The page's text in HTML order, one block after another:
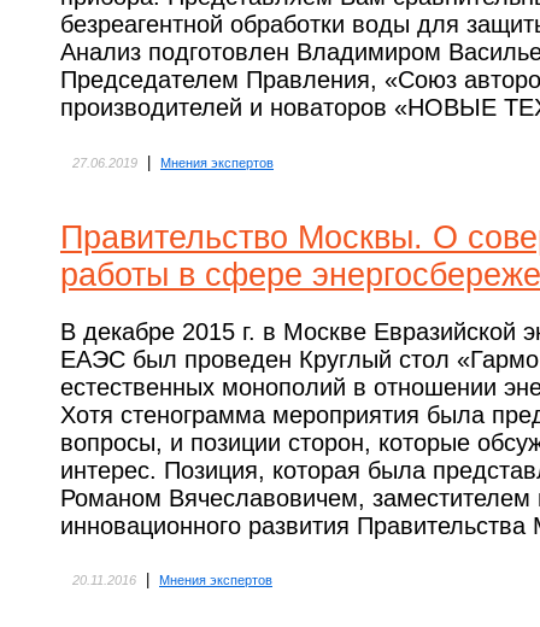
безреагентной обработки воды для
Анализ подготовлен Владимиром
Председателем Правления, «Союз
производителей и новаторов «НОВЫЕ
27.06.2019 Мнения экспертов
Правительство Москвы. О
работы в сфере
В декабре 2015 г. в Москве Евразийской
ЕАЭС был проведен Круглый стол
естественных монополий в отношении
Хотя стенограмма мероприятия была
вопросы, и позиции сторон, которые
интерес. Позиция, которая была
Романом Вячеславовичем, заместителем
инновационного развития
20.11.2016 Мнения экспертов